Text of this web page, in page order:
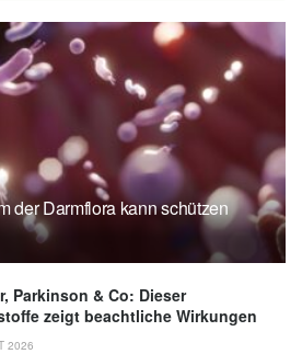
der Darmflora kann schützen
Parkinson & Co: Dieser
zeigt beachtliche Wirkungen
2026